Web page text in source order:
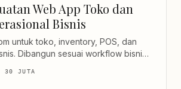
Web App Toko dan
Bisnis
untuk toko, inventory, POS, dan
Dibangun sesuai workflow bisnis
30 JUTA